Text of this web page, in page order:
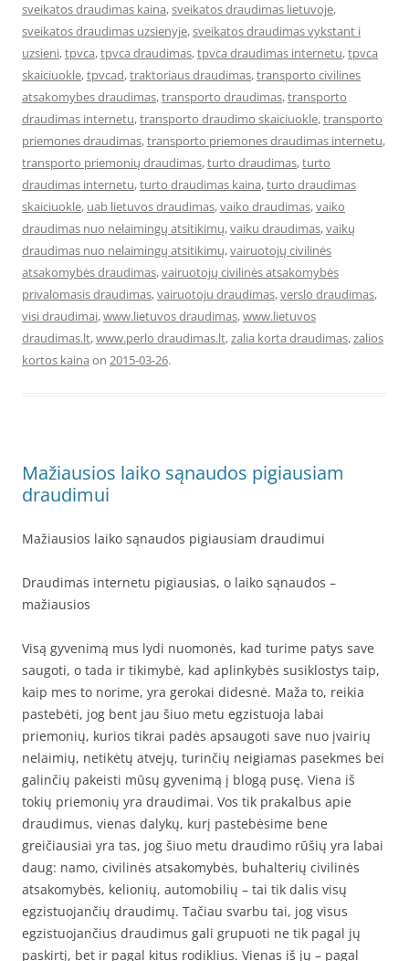
sveikatos draudimas kaina,sveikatos draudimas lietuvoje,
sveikatos draudimas uzsienyje,sveikatos draudimas vykstant i
uzsieni,tpvca,tpvca draudimas,tpvca draudimas internetu,tpvca
skaiciuokle,tpvcad,traktoriaus draudimas,transporto civilines
atsakomybes draudimas,transporto draudimas,transporto
draudimas internetu,transporto draudimo skaiciuokle,transporto
priemones draudimas,transporto priemones draudimas internetu,
transporto priemonių draudimas,turto draudimas,turto
draudimas internetu,turto draudimas kaina,turto draudimas
skaiciuokle, uab lietuvos draudimas,vaiko draudimas,vaiko
draudimas nuo nelaimingų atsitikimų,vaiku draudimas,vaikų
draudimas nuo nelaimingų atsitikimų,vairuotojų civilinės
atsakomybės draudimas,vairuotojų civilinės atsakomybės
privalomasis draudimas,vairuotoju draudimas,verslo draudimas,
visi draudimai,www.lietuvos draudimas,www.lietuvos
draudimas.lt,www.perlo draudimas.lt,zalia korta draudimas,zalios
kortos kaina on 2015-03-26.
Mažiausios laiko sąnaudos pigiausiam
draudimui
Mažiausios laiko sąnaudos pigiausiam draudimui
Draudimas internetu pigiausias, o laiko sąnaudos –
mažiausios
Visą gyvenimą mus lydi nuomonės, kad turime patys save
saugoti, o tada ir tikimybė, kad aplinkybės susiklostys taip,
kaip mes to norime, yra gerokai didesnė. Maža to, reikia
pastebėti, jog bent jau šiuo metu egzistuoja labai
priemonių, kurios tikrai padės apsaugoti save nuo įvairių
nelaimių, netikėtų atvejų, turinčių neigiamas pasekmes bei
galinčių pakeisti mūsų gyvenimą į blogą pusę. Viena iš
tokių priemonių yra draudimai. Vos tik prakalbus apie
draudimus, vienas dalykų, kurį pastebėsime bene
greičiausiai yra tas, jog šiuo metu draudimo rūšių yra labai
daug: namo, civilinės atsakomybės, buhalterių civilinės
atsakomybės, kelionių, automobilių – tai tik dalis visų
egzistuojančių draudimų. Tačiau svarbu tai, jog visus
egzistuojančius draudimus gali grupuoti ne tik pagal jų
paskirtį, bet ir pagal kitus rodiklius. Vienas iš jų – pagal